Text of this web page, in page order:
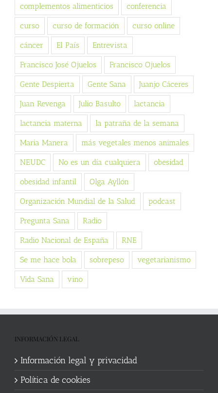
complementos alimenticios conferencia
curso curso de formación curso online
cáncer El País Entrevista
Francisco José Ojuelos Francisco Ojuelos
Gente Despierta Gente Sana Juanjo Cáceres
Juan Revenga Julio Basulto lactancia
lactancia materna la patraña de la semana
Maria Manera más vegetales menos animales
NEUDC No es un día cualquiera obesidad
obesidad infantil Olga Ayllón
Organización Mundial de la Salud podcast
Pregunta Sana Radio
Radio Nacional de España RNE
Se me hace bola sobrepeso vegetarianismo
Vida Sana vino
INFORMACIÓN LEGAL
Información legal y privacidad
Política de cookies